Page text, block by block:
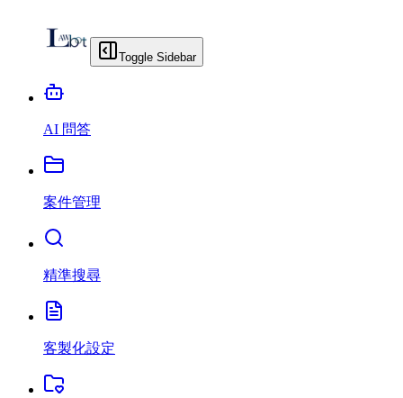
Toggle Sidebar
AI 問答
案件管理
精準搜尋
客製化設定